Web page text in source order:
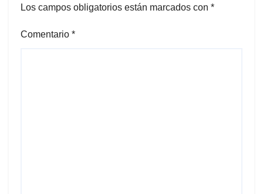
Los campos obligatorios están marcados con *
Comentario *